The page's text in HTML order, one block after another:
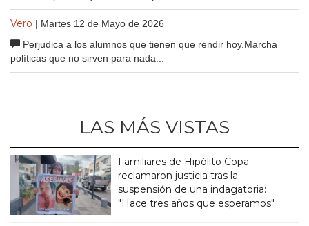
Vero | Martes 12 de Mayo de 2026
Perjudica a los alumnos que tienen que rendir hoy.Marcha
políticas que no sirven para nada...
LAS MÁS VISTAS
Familiares de Hipólito Copa
reclamaron justicia tras la
suspensión de una indagatoria:
"Hace tres años que esperamos"